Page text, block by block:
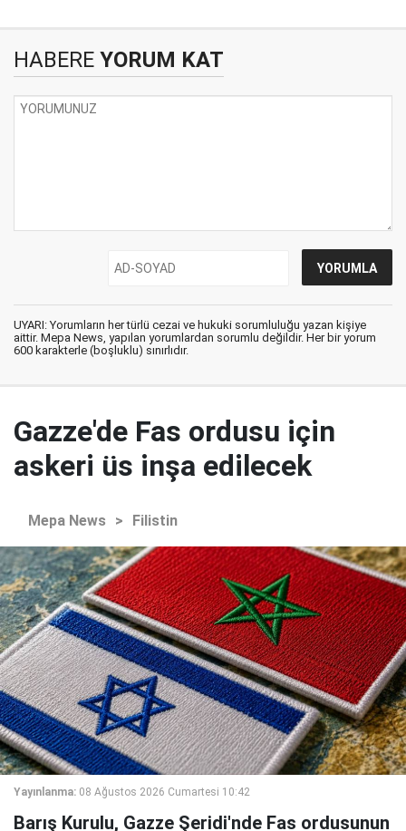
HABERE YORUM KAT
UYARI: Yorumların her türlü cezai ve hukuki sorumluluğu yazan kişiye
aittir. Mepa News, yapılan yorumlardan sorumlu değildir. Her bir yorum
600 karakterle (boşluklu) sınırlıdır.
Gazze'de Fas ordusu için
askeri üs inşa edilecek
Mepa News > Filistin
Yayınlanma: 08 Ağustos 2026 Cumartesi 10:42
Barış Kurulu, Gazze Şeridi'nde Fas ordusunun